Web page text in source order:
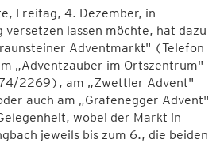
Freitag, 4. Dezember, in
versetzen lassen möchte, hat dazu
Adventmarkt" (Telefon
„Adventzauber im Ortszentrum"
2269), am „Zwettler Advent"
auch am „Grafenegger Advent"
wobei der Markt in
jeweils bis zum 6., die beiden